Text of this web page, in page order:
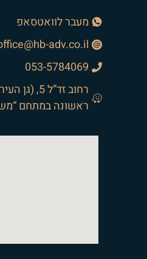
מעבר לוואטסאפ
adv.co.il
053-5784069
רחוב זד”ל
ראשונה במתחם